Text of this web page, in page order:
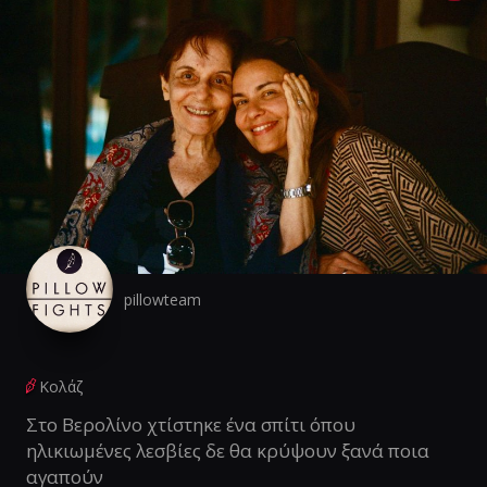
pillowteam
Κολάζ
Στο Βερολίνο χτίστηκε ένα σπίτι όπου
ηλικιωμένες λεσβίες δε θα κρύψουν ξανά ποια
αγαπούν